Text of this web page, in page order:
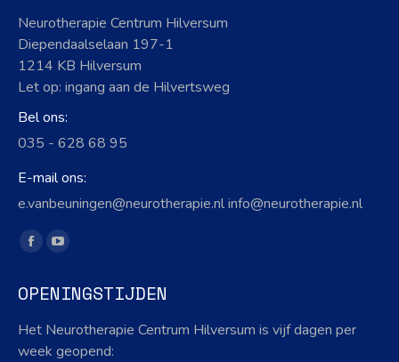
Neurotherapie Centrum Hilversum
Diependaalselaan 197-1
1214 KB Hilversum
Let op: ingang aan de Hilvertsweg
Bel ons:
035 - 628 68 95
E-mail ons:
e.vanbeuningen@neurotherapie.nl info@neurotherapie.nl
Vind ons op:
Facebook
opens
in
new
YouTube
opens
new
OPENINGSTIJDEN
Het Neurotherapie Centrum Hilversum is vijf dagen per
week geopend: